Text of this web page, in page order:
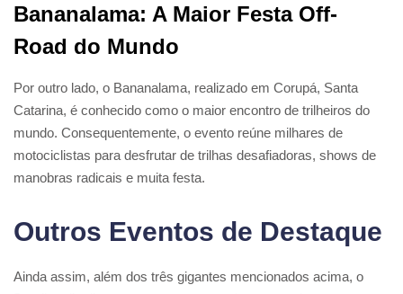
Bananalama: A Maior Festa Off-
Road do Mundo
Por outro lado, o Bananalama, realizado em Corupá, Santa
Catarina, é conhecido como o maior encontro de trilheiros do
mundo. Consequentemente, o evento reúne milhares de
motociclistas para desfrutar de trilhas desafiadoras, shows de
manobras radicais e muita festa.
Outros Eventos de Destaque
Ainda assim, além dos três gigantes mencionados acima, o